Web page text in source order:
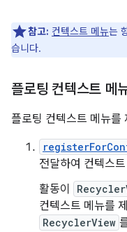
참고: 컨텍스트 메뉴는
습니다.
플로팅 컨텍스트 메
플로팅 컨텍스트 메뉴를
전달하여 컨텍스
활동이
컨텍스트 메뉴를
RecyclerView